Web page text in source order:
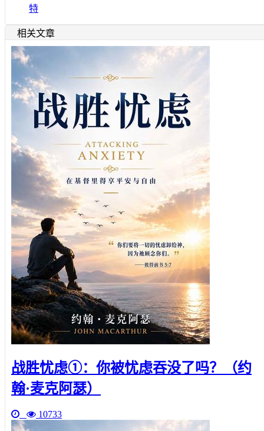
特
相关文章
战胜忧虑①：你被忧虑吞没了吗？（约
翰·麦克阿瑟）
10733